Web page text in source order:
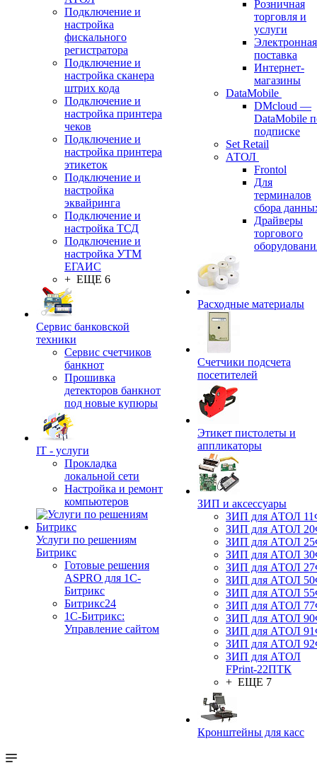
Подключение и
настройка
фискального
регистратора
Подключение и
настройка сканера
штрих кода
Подключение и
настройка принтера
чеков
Подключение и
настройка принтера
этикеток
Подключение и
настройка
эквайринга
Подключение и
настройка ТСД
Подключение и
настройка УТМ
ЕГАИС
+ ЕЩЕ 6
Сервис банковской
техники
Сервис счетчиков
банкнот
Прошивка
детекторов банкнот
под новые купюры
IT - услуги
Прокладка
локальной сети
Настройка и ремонт
компьютеров
Услуги по решениям
Битрикс
Готовые решения
ASPRO для 1С-
Битрикс
Битрикс24
1С-Битрикс:
Управление сайтом
Розничная
торговля и
услуги
Электронная
поставка
Интернет-
магазины
DataMobile
DMcloud —
DataMobile
подписке
Set Retail
АТОЛ
Frontol
Для
терминалов
сбора
Драйверы
торгового
Расходные материалы
Счетчики подсчета
посетителей
Этикет пистолеты и
аппликаторы
ЗИП и аксессуары
ЗИП для АТОЛ
ЗИП для АТОЛ
ЗИП для АТОЛ
ЗИП для АТОЛ
ЗИП для АТОЛ
ЗИП для АТОЛ
ЗИП для АТОЛ
ЗИП для АТОЛ
ЗИП для АТОЛ
ЗИП для АТОЛ
ЗИП для АТОЛ
ЗИП для АТОЛ
FPrint-22ПТК
+ ЕЩЕ 7
Кронштейны для касс